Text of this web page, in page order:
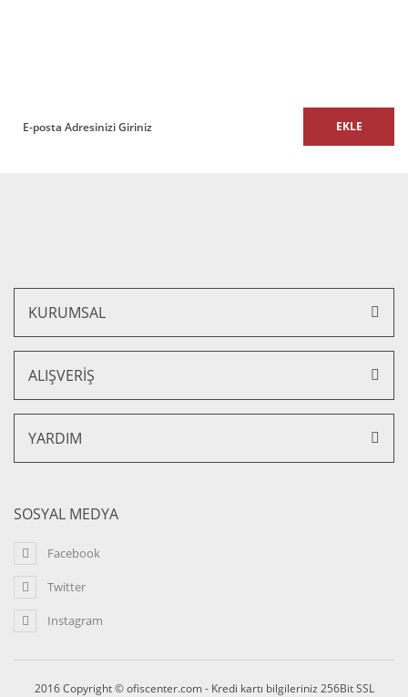
EKLE
KURUMSAL
ALIŞVERİŞ
YARDIM
SOSYAL MEDYA
Facebook
Twitter
Instagram
2016 Copyright © ofiscenter.com - Kredi kartı bilgileriniz 256Bit SSL